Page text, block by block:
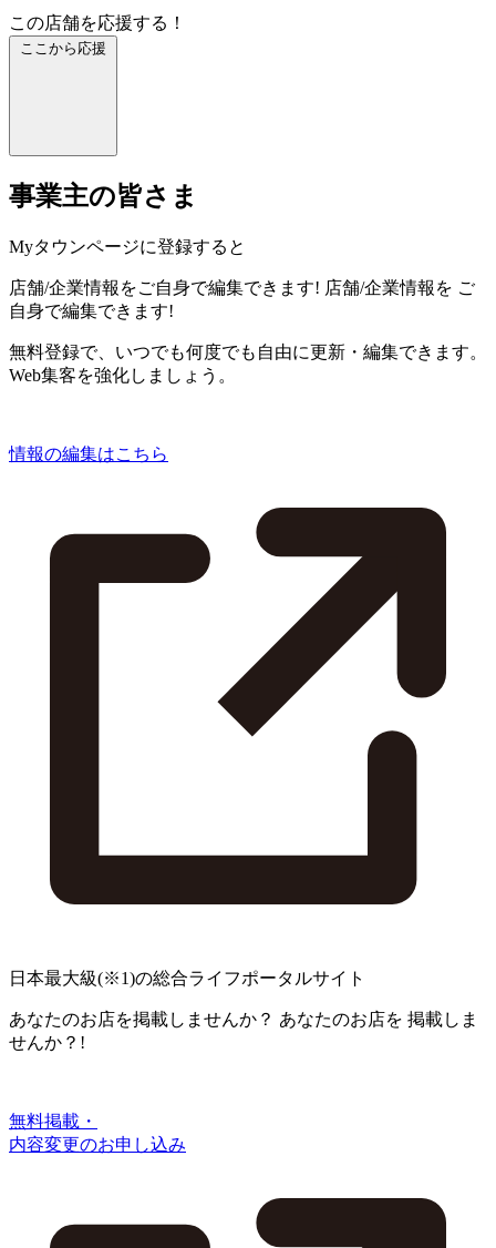
この店舗を応援する！
ここから応援
事業主の皆さま
Myタウンページに登録すると
店舗/企業情報をご自身で編集できます! 店舗/企業情報を ご
自身で編集できます!
無料登録で、いつでも何度でも自由に更新・編集できます。
Web集客を強化しましょう。
情報の編集はこちら
日本最大級(※1)の総合ライフポータルサイト
あなたのお店を掲載しませんか？ あなたのお店を 掲載しま
せんか？!
無料掲載・
内容変更のお申し込み